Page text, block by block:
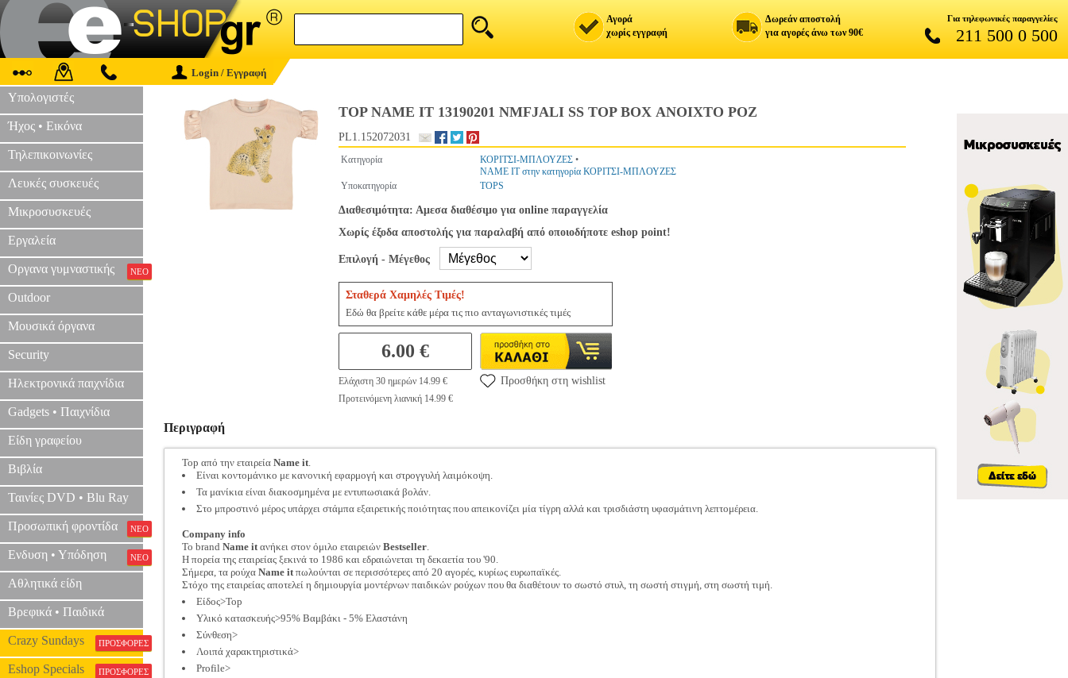
Αγορά
χωρίς εγγραφή
Δωρεάν αποστολή
για αγορές άνω των 90€
Για τηλεφωνικές παραγγελίες
211 500 0 500
Login / Εγγραφή
Υπολογιστές
Ήχος • Εικόνα
Τηλεπικοινωνίες
Λευκές συσκευές
Μικροσυσκευές
Εργαλεία
Οργανα γυμναστικής ΝΕΟ
Outdoor
Μουσικά όργανα
Security
Ηλεκτρονικά παιχνίδια
Gadgets • Παιχνίδια
Είδη γραφείου
Βιβλία
Ταινίες DVD • Blu Ray
Προσωπική φροντίδα ΝΕΟ
Ενδυση • Υπόδηση ΝΕΟ
Αθλητικά είδη
Βρεφικά • Παιδικά
Crazy Sundays ΠΡΟΣΦΟΡΕΣ
Eshop Specials ΠΡΟΣΦΟΡΕΣ
TOP NAME IT 13190201 NMFJALI SS TOP BOX ΑΝΟΙΧΤΟ ΡΟΖ
PL1.152072031
Κατηγορία ΚΟΡΙΤΣΙ-ΜΠΛΟΥΖΕΣ •
NAME IT στην κατηγορία ΚΟΡΙΤΣΙ-ΜΠΛΟΥΖΕΣ
Υποκατηγορία
TOPS
Διαθεσιμότητα: Αμεσα διαθέσιμο για online παραγγελία
Χωρίς έξοδα αποστολής για παραλαβή από οποιοδήποτε eshop point!
Επιλογή - Μέγεθος
Σταθερά Χαμηλές Τιμές!
Εδώ θα βρείτε κάθε μέρα τις πιο ανταγωνιστικές τιμές
6.00 €
Ελάχιστη 30 ημερών 14.99 €
Προτεινόμενη λιανική 14.99 €
Προσθήκη στη wishlist
Περιγραφή
Top από την εταιρεία Name it.
Είναι κοντομάνικο με κανονική εφαρμογή και στρογγυλή λαιμόκοψη.
Τα μανίκια είναι διακοσμημένα με εντυπωσιακά βολάν.
Στο μπροστινό μέρος υπάρχει στάμπα εξαιρετικής ποιότητας που απεικονίζει μία τίγρη αλλά και τρισδιάστη υφασμάτινη λεπτομέρεια.
Company info
Το brand Name itανήκει στον όμιλο εταιρειών Bestseller.
Η πορεία της εταιρείας ξεκινά το 1986 και εδραιώνεται τη δεκαετία του '90.
Σήμερα, τα ρούχα Name itπωλούνται σε περισσότερες από 20 αγορές, κυρίως ευρωπαϊκές.
Στόχο της εταιρείας αποτελεί η δημιουργία μοντέρνων παιδικών ρούχων που θα διαθέτουν το σωστό στυλ, τη σωστή στιγμή, στη σωστή τιμή.
Είδος>Top
Υλικό κατασκευής>95% Βαμβάκι - 5% Ελαστάνη
Σύνθεση>
Λοιπά χαρακτηριστικά>
Profile>